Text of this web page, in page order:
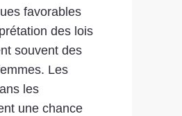
favorables
des lois
souvent des
Les
les
une chance